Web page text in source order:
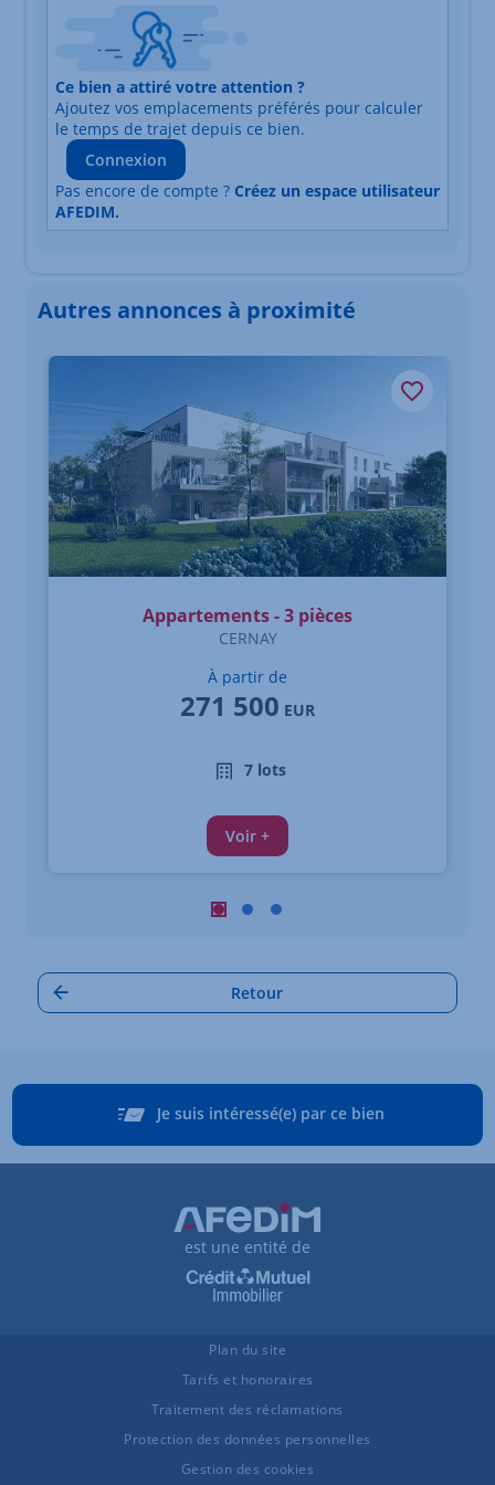
Nature du lieu
Adresse
Durée du trajet en voiture
Durée du trajet en
Ce bien a attiré votre attention ?
Ajoutez vos emplacements préférés pour calculer
le temps de trajet depuis ce bien.
Connexion
Pas encore de compte ? Créez un espace utilisateur
AFEDIM.
Autres annonces à proximité
Carrousel : Autres annonces à
Carrousel : Autres annonces à
Carrousel : Autres
Élément 1 sur 3
Appartements - 3 pièces
CERNAY
À partir de
271 500 EUR
7 lots
Voir +
Retour
Je suis intéressé(e) par ce bien
est une entité de
Plan du site
Tarifs et honoraires
Traitement des réclamations
Protection des données personnelles
Gestion des cookies